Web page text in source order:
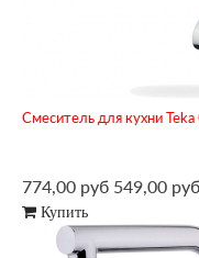
Смеситель для кухни
774,00 руб 549,00 руб
Купить